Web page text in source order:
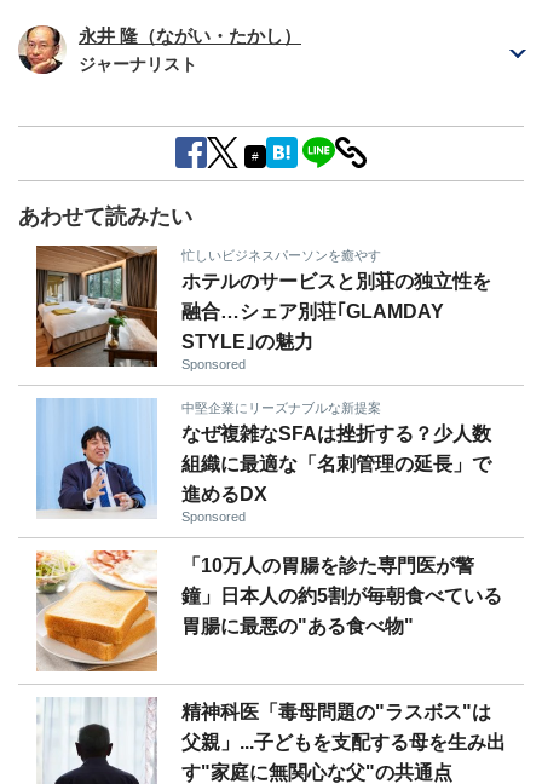
永井 隆（ながい・たかし）
ジャーナリスト
#
あわせて読みたい
忙しいビジネスパーソンを癒やす
ホテルのサービスと別荘の独立性を
融合…シェア別荘｢GLAMDAY
STYLE｣の魅力
Sponsored
中堅企業にリーズナブルな新提案
なぜ複雑なSFAは挫折する？少人数
組織に最適な「名刺管理の延長」で
進めるDX
Sponsored
「10万人の胃腸を診た専門医が警
鐘」日本人の約5割が毎朝食べている
胃腸に最悪の"ある食べ物"
精神科医「毒母問題の"ラスボス"は
父親」...子どもを支配する母を生み出
す"家庭に無関心な父"の共通点